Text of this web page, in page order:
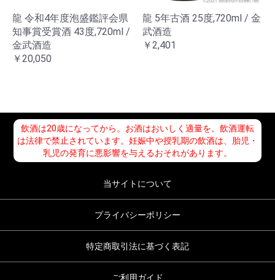
龍 令和4年度泡盛鑑評会県
知事賞受賞酒 43度,720ml /
金武酒造
￥20,050
龍 5年古酒 25度,720ml / 金
武酒造
￥2,401
飲酒は20歳になってから。お酒はおいしく適量を。飲酒運転
は法律で禁止されています。妊娠中や授乳期の飲酒は、胎児・
乳児の発育に悪影響を与えるおそれがあります。
当サイトについて
プライバシーポリシー
特定商取引法に基づく表記
ご利用ガイド